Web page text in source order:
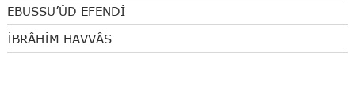
EBÜSSÜ’ÛD EFENDİ
İBRÂHİM HAVVÂS